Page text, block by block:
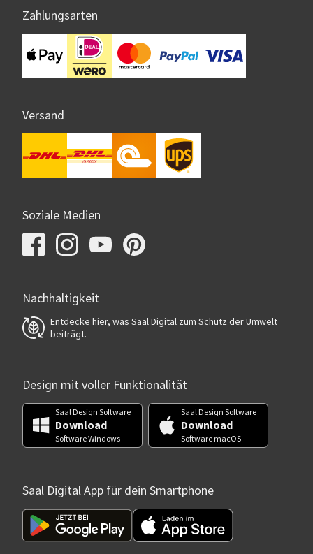
Zahlungsarten
Versand
Soziale Medien
Nachhaltigkeit
Entdecke hier, was Saal Digital zum Schutz der Umwelt
beiträgt.
Design mit voller Funktionalität
Saal Design Software
Download
Software Windows
Saal Design Software
Download
Software macOS
Saal Digital App für dein Smartphone